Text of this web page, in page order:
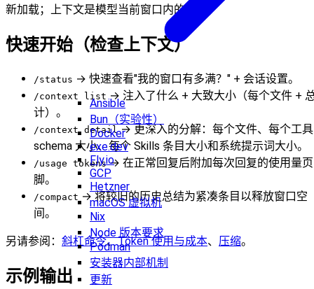
Ansible
Bun（实验性）
Docker
exe.dev
Fly.io
GCP
Hetzner
macOS 虚拟机
Nix
Node 版本要求
Podman
安装器内部机制
更新
新加载；上下文是模型当前窗口内的内容。
快速开始（检查上下文）
/status → 快速查看"我的窗口有多满？" + 会话设置。
/context list → 注入了什么 + 大致大小（每个文件 +
计）。
/context detail→ 更深入的分解：每个文件、每个工具
schema 大小、每个 Skills 条目大小和系统提示词大小。
/usage tokens→ 在正常回复后附加每次回复的使用量页
脚。
/compact → 将较旧的历史总结为紧凑条目以释放窗口空
间。
另请参阅： 斜杠命令、Token 使用与成本、 压缩。
示例输出